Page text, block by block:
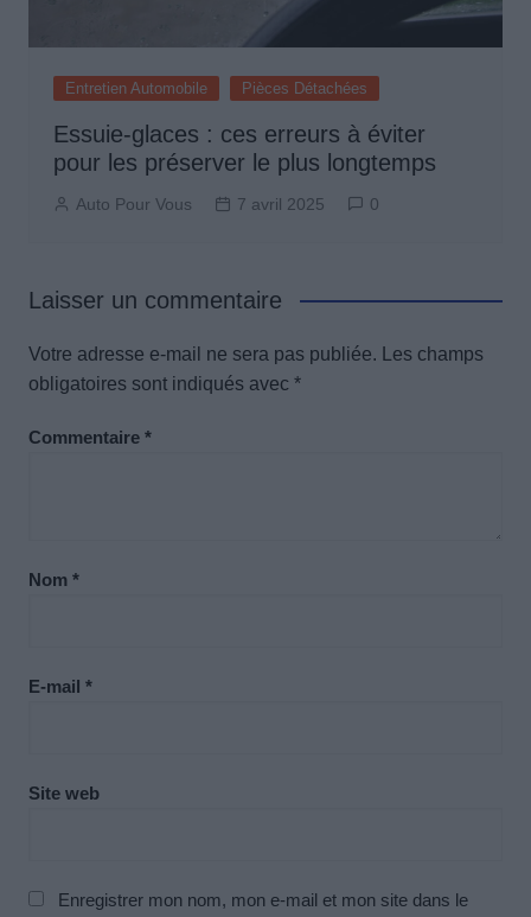
Entretien Automobile Pièces Détachées
Essuie-glaces : ces erreurs à éviter
pour les préserver le plus longtemps
Auto Pour Vous 7 avril 2025 0
Laisser un commentaire
Votre adresse e-mail ne sera pas publiée.
Les champs
obligatoires sont indiqués avec *
Commentaire *
Nom *
E-mail *
Site web
Enregistrer mon nom, mon e-mail et mon site dans le